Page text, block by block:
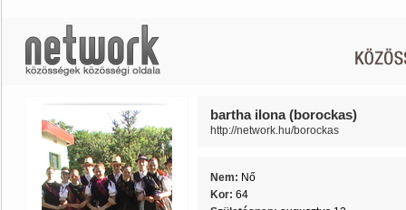
bartha ilona (borockas)
http://network.hu/borockas
Nem: Nő
Kor: 64